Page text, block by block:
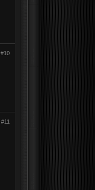
#10
#11